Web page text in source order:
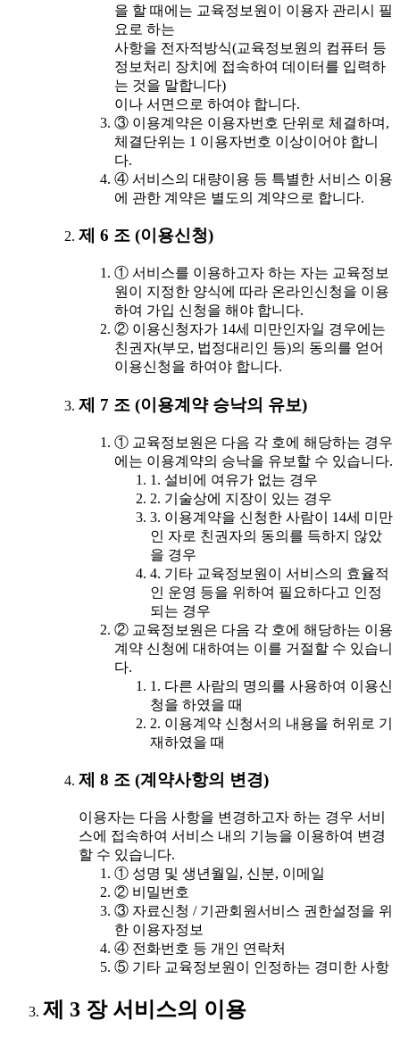
을 할 때에는 교육정보원이 이용자 관리시 필
요로 하는
사항을 전자적방식(교육정보원의 컴퓨터 등
정보처리 장치에 접속하여 데이터를 입력하
는 것을 말합니다)
이나 서면으로 하여야 합니다.
③ 이용계약은 이용자번호 단위로 체결하며,
체결단위는 1 이용자번호 이상이어야 합니
다.
④ 서비스의 대량이용 등 특별한 서비스 이용
에 관한 계약은 별도의 계약으로 합니다.
제 6 조 (이용신청)
① 서비스를 이용하고자 하는 자는 교육정보
원이 지정한 양식에 따라 온라인신청을 이용
하여 가입 신청을 해야 합니다.
② 이용신청자가 14세 미만인자일 경우에는
친권자(부모, 법정대리인 등)의 동의를 얻어
이용신청을 하여야 합니다.
제 7 조 (이용계약 승낙의 유보)
① 교육정보원은 다음 각 호에 해당하는 경우
에는 이용계약의 승낙을 유보할 수 있습니다.
1. 설비에 여유가 없는 경우
2. 기술상에 지장이 있는 경우
3. 이용계약을 신청한 사람이 14세 미만
인 자로 친권자의 동의를 득하지 않았
을 경우
4. 기타 교육정보원이 서비스의 효율적
인 운영 등을 위하여 필요하다고 인정
되는 경우
② 교육정보원은 다음 각 호에 해당하는 이용
계약 신청에 대하여는 이를 거절할 수 있습니
다.
1. 다른 사람의 명의를 사용하여 이용신
청을 하였을 때
2. 이용계약 신청서의 내용을 허위로 기
재하였을 때
제 8 조 (계약사항의 변경)
이용자는 다음 사항을 변경하고자 하는 경우 서비
스에 접속하여 서비스 내의 기능을 이용하여 변경
할 수 있습니다.
① 성명 및 생년월일, 신분, 이메일
② 비밀번호
③ 자료신청 / 기관회원서비스 권한설정을 위
한 이용자정보
④ 전화번호 등 개인 연락처
⑤ 기타 교육정보원이 인정하는 경미한 사항
제 3 장 서비스의 이용